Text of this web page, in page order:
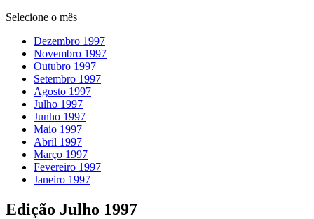
Selecione o mês
Dezembro 1997
Novembro 1997
Outubro 1997
Setembro 1997
Agosto 1997
Julho 1997
Junho 1997
Maio 1997
Abril 1997
Março 1997
Fevereiro 1997
Janeiro 1997
Edição Julho 1997